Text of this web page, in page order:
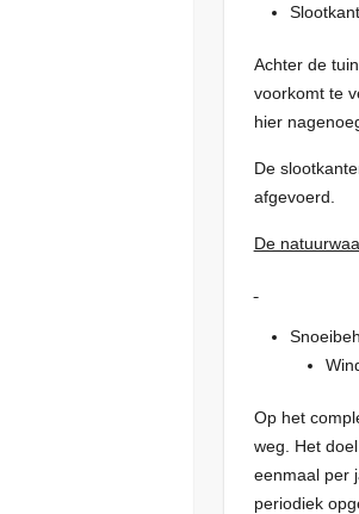
Slootkant
Achter de
voorkomt te
hier
De
afgevoerd.
De
Op het
weg. Het
eenmaal per
periodiek